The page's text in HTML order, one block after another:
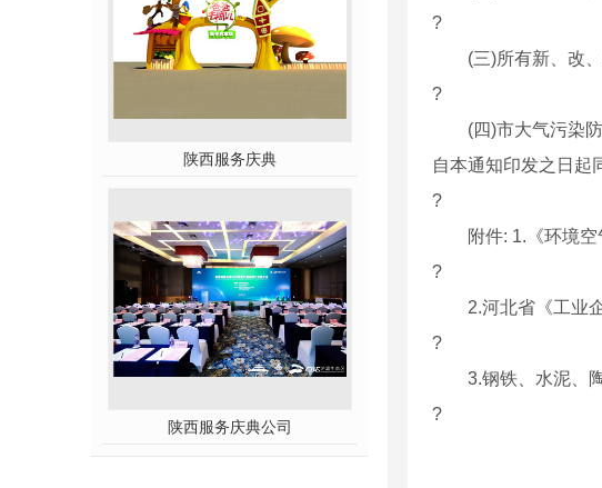
陕西服务庆典
陕西服务庆典公司
?
(三)所有新、改、
?
(四)市大气污染防
自本通知印发之日起
?
附件: 1.《环境空
?
2.河北省《工业企
?
3.钢铁、水泥、陶
?